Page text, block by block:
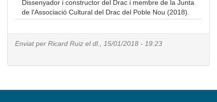
Dissenyador i constructor del Drac i membre de la Junta
de l'Associació Cultural del Drac del Poble Nou (2018).
Enviat per Ricard Ruiz el dl., 15/01/2018 - 19:23